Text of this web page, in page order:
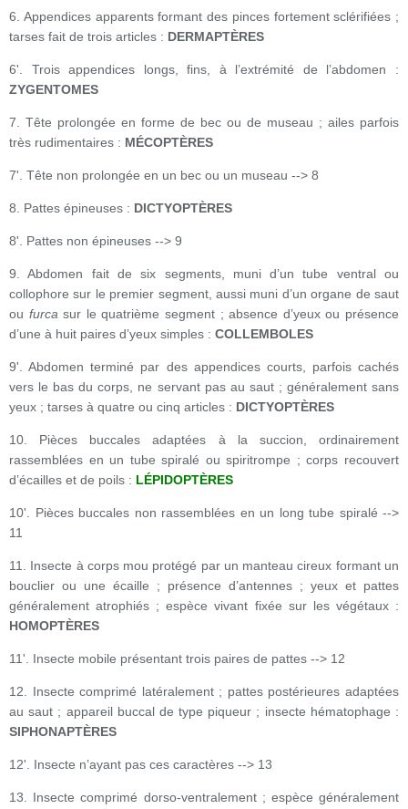
6. Appendices apparents formant des pinces fortement sclérifiées ;
tarses fait de trois articles : DERMAPTÈRES
6'. Trois appendices longs, fins, à l’extrémité de l’abdomen :
ZYGENTOMES
7. Tête prolongée en forme de bec ou de museau ; ailes parfois
très rudimentaires : MÉCOPTÈRES
7'. Tête non prolongée en un bec ou un museau --> 8
8. Pattes épineuses : DICTYOPTÈRES
8'. Pattes non épineuses --> 9
9. Abdomen fait de six segments, muni d’un tube ventral ou
collophore sur le premier segment, aussi muni d’un organe de saut
ou furca sur le quatrième segment ; absence d’yeux ou présence
d’une à huit paires d’yeux simples : COLLEMBOLES
9'. Abdomen terminé par des appendices courts, parfois cachés
vers le bas du corps, ne servant pas au saut ; généralement sans
yeux ; tarses à quatre ou cinq articles : DICTYOPTÈRES
10. Pièces buccales adaptées à la succion, ordinairement
rassemblées en un tube spiralé ou spiritrompe ; corps recouvert
d’écailles et de poils : LÉPIDOPTÈRES
10'. Pièces buccales non rassemblées en un long tube spiralé -->
11
11. Insecte à corps mou protégé par un manteau cireux formant un
bouclier ou une écaille ; présence d’antennes ; yeux et pattes
généralement atrophiés ; espèce vivant fixée sur les végétaux :
HOMOPTÈRES
11'. Insecte mobile présentant trois paires de pattes --> 12
12. Insecte comprimé latéralement ; pattes postérieures adaptées
au saut ; appareil buccal de type piqueur ; insecte hématophage :
SIPHONAPTÈRES
12'. Insecte n’ayant pas ces caractères --> 13
13. Insecte comprimé dorso-ventralement ; espèce généralement